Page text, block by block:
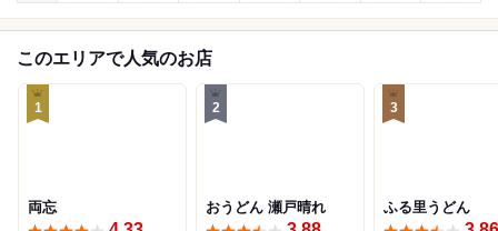
このエリアで人気のお店
1
両忘
2
おうどん 瀬戸晴れ
3
ふる里うどん